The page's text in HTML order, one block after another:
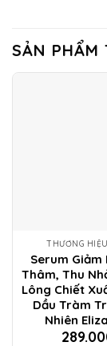
SẢN PHẨM
THƯƠNG
Serum Giảm
Thâm, Thu
Lông Chiết
Dầu Tràm
Nhiên